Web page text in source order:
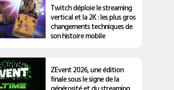
Twitch déploie le streaming
vertical et la 2K : les plus gros
changements techniques de
son histoire mobile
ZEvent 2026, une édition
finale sous le signe de la